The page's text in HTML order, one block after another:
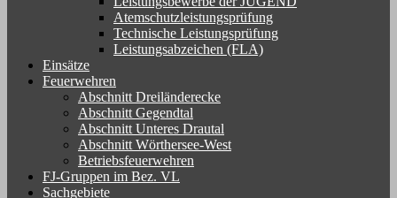
Atemschutzleistungsprüfung
Technische Leistungsprüfung
Leistungsabzeichen (FLA)
Einsätze
Feuerwehren
Abschnitt Dreiländerecke
Abschnitt Gegendtal
Abschnitt Unteres Drautal
Abschnitt Wörthersee-West
Betriebsfeuerwehren
FJ-Gruppen im Bez. VL
Sachgebiete